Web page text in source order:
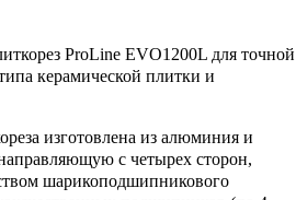
ProLine EVO1200L для точной
керамической плитки и
изготовлена из алюминия и
с четырех сторон,
шарикоподшипникового